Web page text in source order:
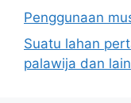
Penggunaan
Suatu lahan
palawija dan